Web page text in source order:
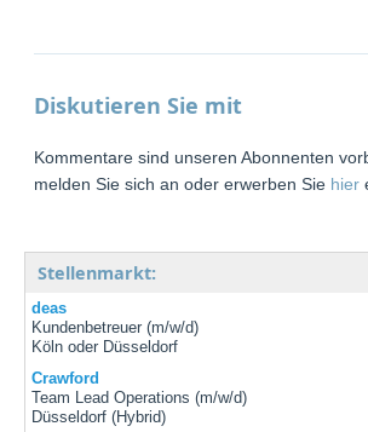
Diskutieren Sie mit
Kommentare sind unseren Abonnenten
melden Sie sich an oder erwerben Sie hier
Stellenmarkt:
deas
Kundenbetreuer (m/w/d)
Köln oder Düsseldorf
Crawford
Team Lead Operations (m/w/d)
Düsseldorf (Hybrid)